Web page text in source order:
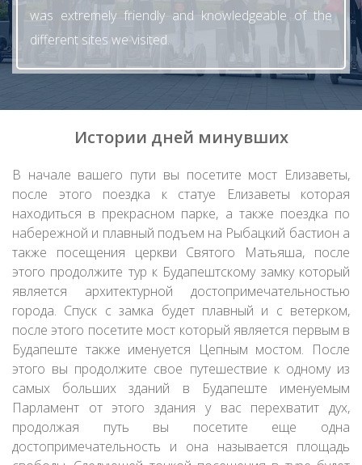
was extremely friendly and knowledgeable of the
different sites we visited.
Истории дней минувших
В начале вашего пути вы посетите мост Елизаветы,
после этого поездка к статуе Елизаветы которая
находиться в прекрасном парке, а также поездка по
набережной и плавный подъем на Рыбацкий бастион а
также посещения церкви Святого Матьяша, после
этого продолжите тур к Будапештскому замку который
является архитектурной достопримечательностью
города. Спуск с замка будет плавный и с ветерком,
после этого посетите мост который является первым в
Будапеште также именуется Цепным мостом. После
этого вы продолжите свое путешествие к одному из
самых больших зданий в Будапеште именуемым
Парламент от этого здания у вас перехватит дух,
продолжая путь вы посетите еще одна
достопримечательность и она называется площадь